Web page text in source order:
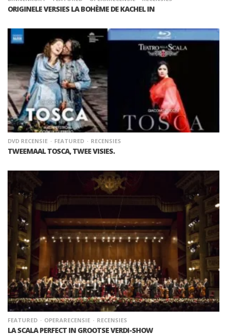
ORIGINELE VERSIES LA BOHÈME DE KACHEL IN
DVD RECENSIE FEATURED RECENSIES
TWEEMAAL TOSCA, TWEE VISIES.
FEATURED OPERARECENSIE RECENSIES
LA SCALA PERFECT IN GROOTSE VERDI-SHOW